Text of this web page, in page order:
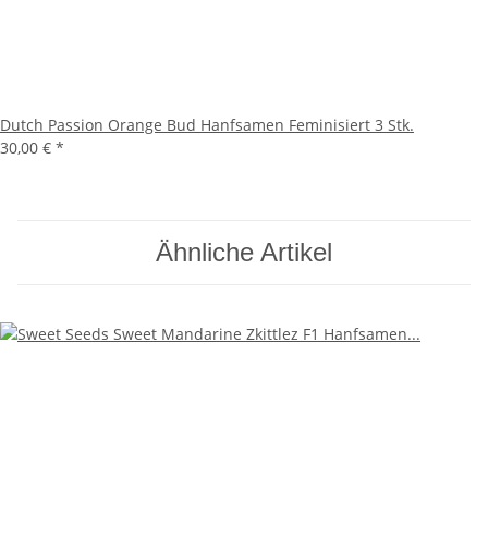
Dutch Passion Orange Bud Hanfsamen Feminisiert 3 Stk.
30,00 € *
Ähnliche Artikel